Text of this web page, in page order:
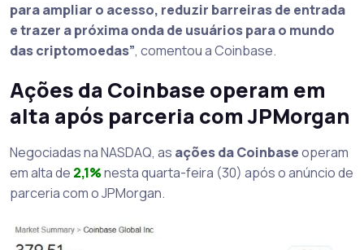
para ampliar o acesso, reduzir barreiras de entrada
e trazer a próxima onda de usuários para o mundo
das criptomoedas”, comentou a Coinbase.
Ações da Coinbase operam em
alta após parceria com JPMorgan
Negociadas na NASDAQ, as ações da Coinbaseoperam
em alta de 2,1%nesta quarta-feira (30) após o anúncio de
parceria com o JPMorgan.